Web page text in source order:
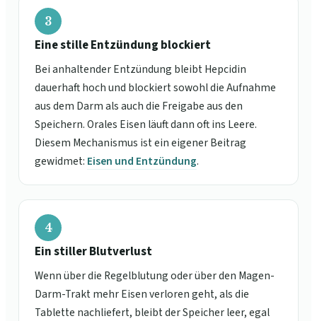
3
Eine stille Entzündung blockiert
Bei anhaltender Entzündung bleibt Hepcidin
dauerhaft hoch und blockiert sowohl die Aufnahme
aus dem Darm als auch die Freigabe aus den
Speichern. Orales Eisen läuft dann oft ins Leere.
Diesem Mechanismus ist ein eigener Beitrag
gewidmet: Eisen und Entzündung.
4
Ein stiller Blutverlust
Wenn über die Regelblutung oder über den Magen-
Darm-Trakt mehr Eisen verloren geht, als die
Tablette nachliefert, bleibt der Speicher leer, egal